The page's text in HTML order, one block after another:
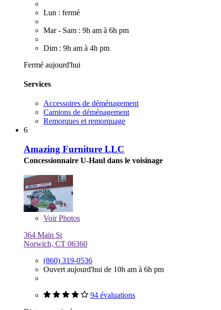
Lun : fermé
Mar - Sam : 9h am à 6h pm
Dim : 9h am à 4h pm
Fermé aujourd'hui
Services
Accessoires de déménagement
Camions de déménagement
Remorques et remorquage
6
Amazing Furniture LLC
Concessionnaire U-Haul dans le voisinage
VoirPhotos
364 Main St
Norwich, CT 06360
(860) 319-0536
Ouvert aujourd'hui de 10h am à 6h pm
94 évaluations